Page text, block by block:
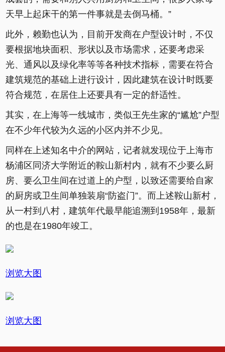
天早上起床干的第一件事就是去倒马桶。”
此外，赖勤也认为，目前开发商在户型设计时，不仅
要根据地块面积、形状以及市场需求，还要考虑采
光、通风以及绿化率等等各种技术指标，需要在符合
建筑规范的基础上进行设计，因此建筑在设计时既要
符合规范，在居住上还要具有一定的舒适性。
其实，在上海等一线城市，类似王先生家的“尴尬”户型
在不少年代较为久远的小区内并不少见。
同样在上述知名中介的网站，记者就发现位于上海市
杨浦区同济大学附近的鞍山新村内，就有不少要么厨
房、要么卫生间在过道上的户型，以致还需要给自家
的厨房或卫生间单独装扇“防盗门”。而上述鞍山新村，
从一村到八村，建筑年代最早能追溯到1958年，最新
的也是在1980年竣工。
浏览大图
浏览大图